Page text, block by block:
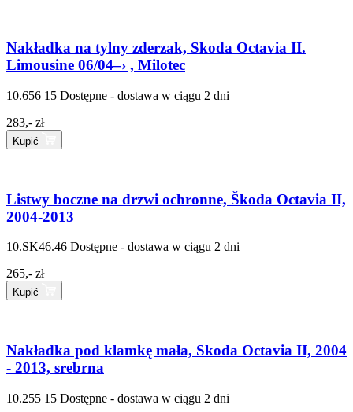
Nakładka na tylny zderzak, Skoda Octavia II.
Limousine 06/04–› , Milotec
10.656 15 Dostępne - dostawa w ciągu 2 dni
283,- zł
Kupić
Listwy boczne na drzwi ochronne, Škoda Octavia II,
2004-2013
10.SK46.46 Dostępne - dostawa w ciągu 2 dni
265,- zł
Kupić
Nakładka pod klamkę mała, Skoda Octavia II, 2004
- 2013, srebrna
10.255 15 Dostępne - dostawa w ciągu 2 dni